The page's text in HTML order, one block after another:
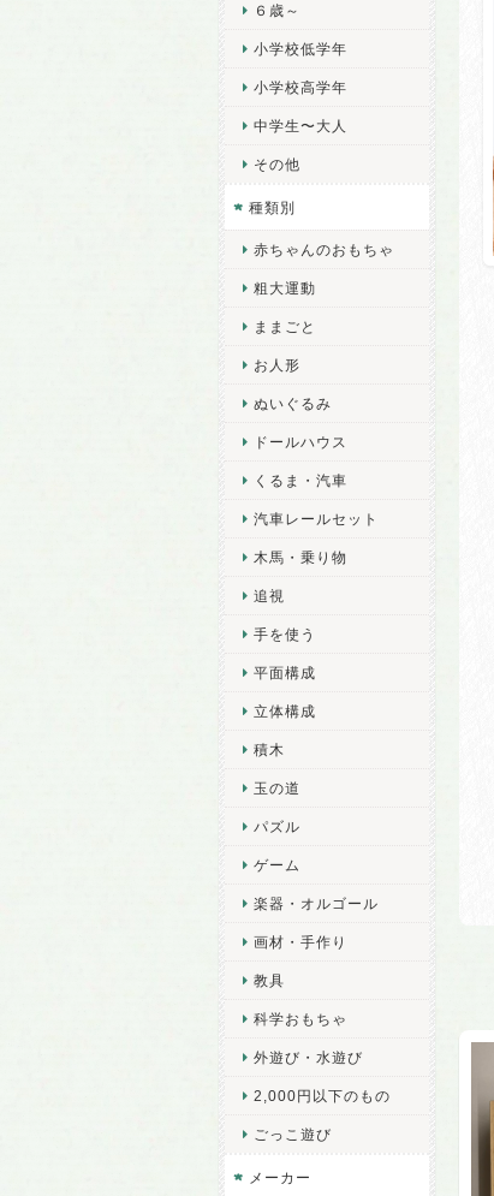
６歳～
小学校低学年
小学校高学年
中学生〜大人
その他
種類別
赤ちゃんのおもちゃ
粗大運動
ままごと
お人形
ぬいぐるみ
ドールハウス
くるま・汽車
汽車レールセット
木馬・乗り物
追視
手を使う
平面構成
立体構成
積木
玉の道
パズル
ゲーム
楽器・オルゴール
画材・手作り
教具
科学おもちゃ
外遊び・水遊び
2,000円以下のもの
ごっこ遊び
メーカー